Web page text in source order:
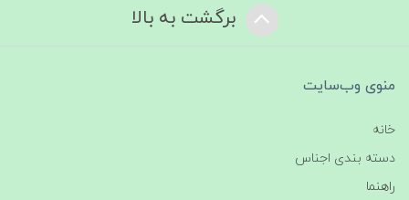
برگشت به بالا
منوی وب‌سایت
خانه
دسته بندی اجناس
راهنما